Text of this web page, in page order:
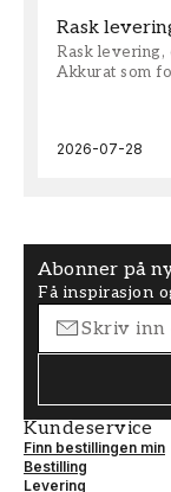
Rask
Rask
Akkurat som
2026-07-28
Abonner på
Få inspirasjon
Kundeservice
Finn bestillingen min
Bestilling
Levering